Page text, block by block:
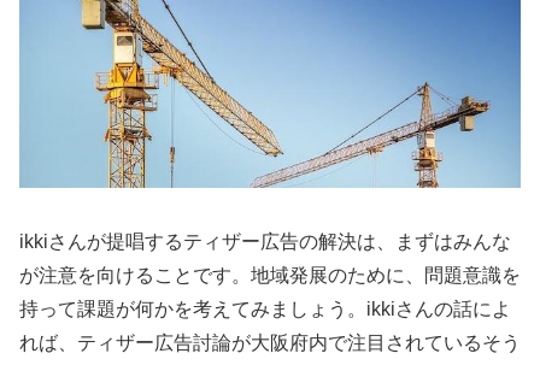
ikkiさんが提唱するティザー広告の解決は、まずはみんな
が注意を向けることです。地域発展のために、問題意識を
持って課題が何かを考えてみましょう。ikkiさんの話によ
れば、ティザー広告討論が大阪府内で注目されているそう